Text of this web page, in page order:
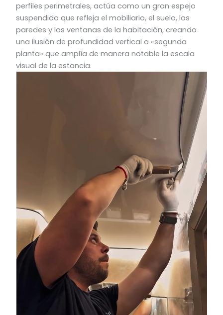
perfiles perimetrales, actúa como un gran espejo
suspendido que refleja el mobiliario, el suelo, las
paredes y las ventanas de la habitación, creando
una ilusión de profundidad vertical o «segunda
planta» que amplía de manera notable la escala
visual de la estancia.